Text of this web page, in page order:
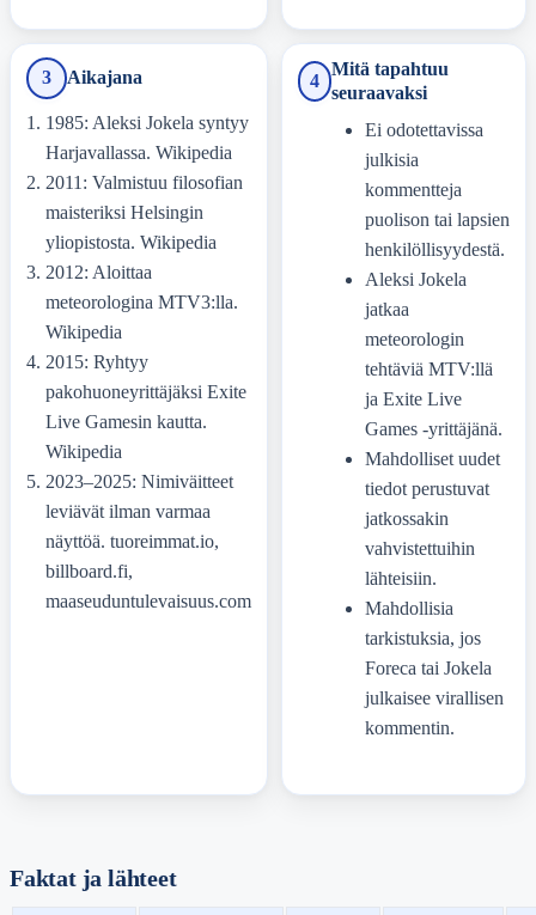
3 Aikajana
1985: Aleksi Jokela syntyy
Harjavallassa. Wikipedia
2011: Valmistuu filosofian
maisteriksi Helsingin
yliopistosta. Wikipedia
2012: Aloittaa
meteorologina MTV3:lla.
Wikipedia
2015: Ryhtyy
pakohuoneyrittäjäksi Exite
Live Gamesin kautta.
Wikipedia
2023–2025: Nimiväitteet
leviävät ilman varmaa
näyttöä. tuoreimmat.io,
billboard.fi,
maaseuduntulevaisuus.com
4
Mitä tapahtuu
seuraavaksi
Ei odotettavissa
julkisia
kommentteja
puolison tai lapsien
henkilöllisyydestä.
Aleksi Jokela
jatkaa
meteorologin
tehtäviä MTV:llä
ja Exite Live
Games -yrittäjänä.
Mahdolliset uudet
tiedot perustuvat
jatkossakin
vahvistettuihin
lähteisiin.
Mahdollisia
tarkistuksia, jos
Foreca tai Jokela
julkaisee virallisen
kommentin.
Faktat ja lähteet